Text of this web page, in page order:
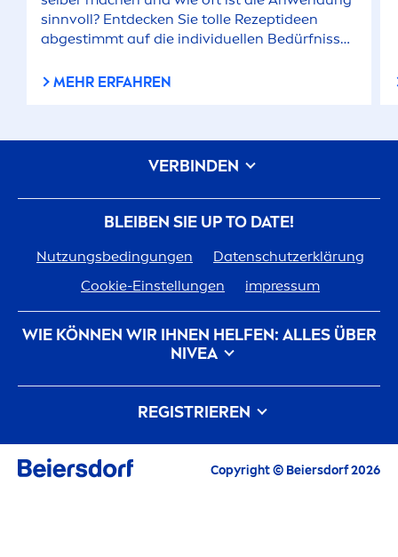
sinnvoll? Entdecken Sie tolle Rezeptideen
abgestimmt auf die individuellen Bedürfnisse
MEHR ERFAHREN
BLEIBEN SIE UP TO DATE!
Nutzungsbedingungen
Datenschutzerklärung
Cookie-Einstellungen
impressum
WIE KÖNNEN WIR IHNEN HELFEN: ALLES ÜBER
NIVEA
Markenhistorie
Karriere bei Beiersdorf
Unsere Philosophie
Kontakt
REGISTRIEREN
Alle aktuellen Highlights, Pflegetipps,
VERBINDEN
Copyright © Beiersdorf 2026